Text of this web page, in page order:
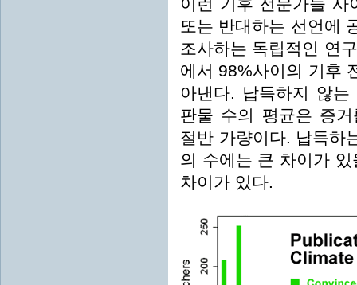
또는 반대하는 선언에
조사하는 독립적인 연
에서 98%사이의 기후
아낸다. 납득하지 않
판물 수의 평균은 증
절반 가량이다. 납득하
의 수에는 큰 차이가
차이가 있다.